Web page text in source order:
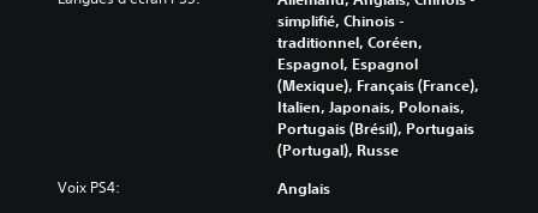
simplifié, Chinois -
traditionnel, Coréen,
Espagnol, Espagnol
(Mexique), Français (France),
Italien, Japonais, Polonais,
Portugais (Brésil), Portugais
(Portugal), Russe
Voix PS4: Anglais